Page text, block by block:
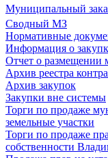
Муниципальный
Сводный МЗ
Нормативные
Информация о
Отчет о размещении
Архив реестра
Архив закупок
Закупки вне системы
Торги по продаже
земельные участки
Торги по продаже
собственности